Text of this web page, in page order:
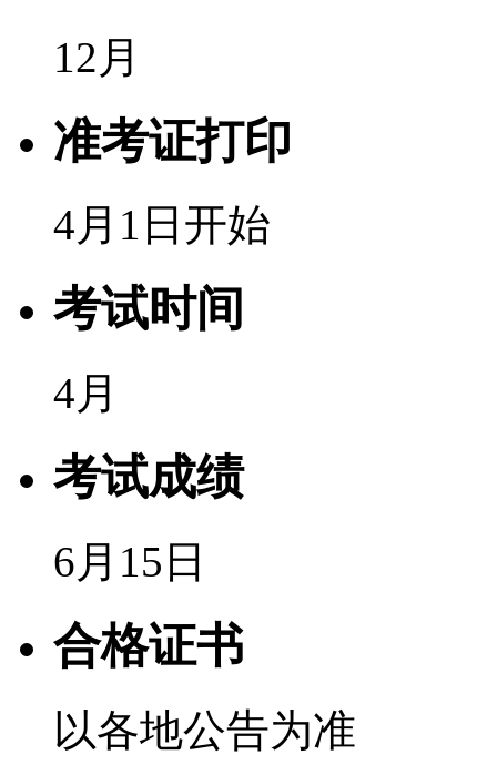
12月
准考证打印
4月1日开始
考试时间
4月
考试成绩
6月15日
合格证书
以各地公告为准